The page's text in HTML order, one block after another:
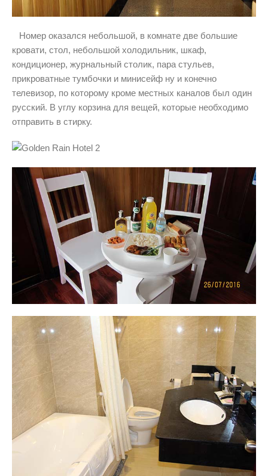
Номер оказался небольшой, в комнате две большие
кровати, стол, небольшой холодильник, шкаф,
кондиционер, журнальный столик, пара стульев,
прикроватные тумбочки и минисейф ну и конечно
телевизор, по которому кроме местных каналов был один
русский. В углу корзина для вещей, которые необходимо
отправить в стирку.